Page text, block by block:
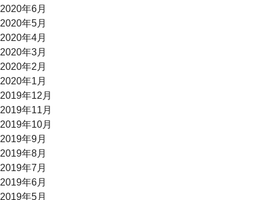
2020年6月
2020年5月
2020年4月
2020年3月
2020年2月
2020年1月
2019年12月
2019年11月
2019年10月
2019年9月
2019年8月
2019年7月
2019年6月
2019年5月